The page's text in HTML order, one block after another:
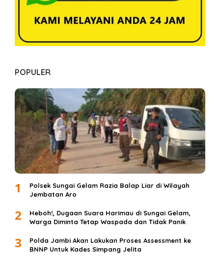
POPULER
1
Polsek Sungai Gelam Razia Balap Liar di Wilayah
Jembatan Aro
2
Heboh!, Dugaan Suara Harimau di Sungai Gelam,
Warga Diminta Tetap Waspada dan Tidak Panik
3
Polda Jambi Akan Lakukan Proses Assessment ke
BNNP Untuk Kades Simpang Jelita